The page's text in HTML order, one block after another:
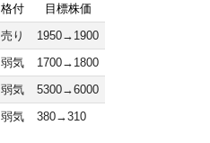
格付
目標株価
売り
1950→1900
弱気
1700→1800
弱気
5300→6000
弱気 380→310